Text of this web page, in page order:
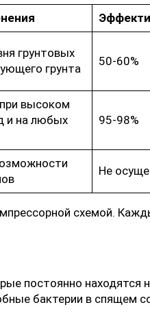
грунтовых
грунта
50-60%
высоком
и на любых
95-98%
Не
схемой.
постоянно находятся
бактерии в спящем